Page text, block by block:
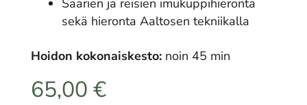
Säärien ja reisien imukuppihieronta
sekä hieronta Aaltosen tekniikalla
Hoidon kokonaiskesto:noin 45 min
65,00 €